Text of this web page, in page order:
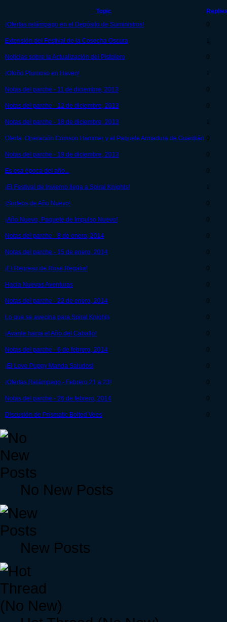
Topic
¡Ofertas relámpago en el Depósito de Suministros!
0
Extensión del Festival de la Cosecha Oscura 1
Noticias sobre la Actualización del Pistolero 0
¡Otoño Plumoso en Haven! 1
Notas del parche - 11 de diciembre, 2013 0
Notas del parche - 12 de diciembre, 2013 0
Notas del parche - 18 de diciembre, 2013 1
Oferta: Operación Crimson Hammer y el Paquete Armadura de Guardián 0
Notas del parche - 19 de diciembre, 2013 0
Es esa época del año... 0
¡El Festival de Invierno llega a Spiral Knights! 1
¡Sorteos de Año Nuevo! 0
¡Año Nuevo, Paquete de Impulso Nuevo! 0
Notas del parche - 8 de enero, 2014 0
Notas del parche - 15 de enero, 2014 0
¡El Regreso de Rose Regalia! 0
Hacia Nuevas Aventuras 0
Notas del parche - 22 de enero, 2014 0
Lo que se avecina para Spiral Knights 0
¡Avante hacia el Año del Caballo! 0
Notas del parche - 6 de febrero, 2014 0
¡El Love Puppy Manda Saludos! 0
¡Ofertas Relámpago - Febrero 21 a 23! 0
Notas del parche - 26 de febrero, 2014 0
Discusión de Prismatic Bolted Vees 0
No New Posts
New Posts